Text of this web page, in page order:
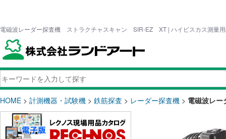
電磁波レーダー探査機 ストラクチャスキャン SIR-EZ XT | ハイビスカス測量用
HOME > 計測機器・試験機 > 鉄筋探査 > レーダー探査機 > 電磁波レ